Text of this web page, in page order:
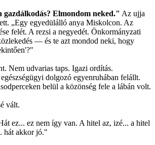
Elmondom neked." Az ujja
„Egy egyedülálló anya Miskolcon. Az
felét. A rezsi a negyedét. Önkormányzati
— és te azt mondod neki, hogy
Nem udvarias taps. Igazi ordítás.
dolgozó egyenruhában felállt.
belül a közönség fele a lábán volt.
vált.
ez... ez nem így van. A hitel az, izé... a hitel
hát akkor jó."